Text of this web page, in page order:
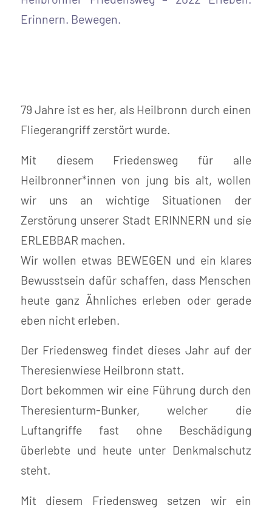
Erinnern. Bewegen.
79 Jahre ist es her, als Heilbronn durch einen
Fliegerangriff zerstört wurde.
Mit diesem Friedensweg für alle
Heilbronner*innen von jung bis alt, wollen
wir uns an wichtige Situationen der
Zerstörung unserer Stadt ERINNERN und sie
ERLEBBAR machen.
Wir wollen etwas BEWEGEN und ein klares
Bewusstsein dafür schaffen, dass Menschen
heute ganz Ähnliches erleben oder gerade
eben nicht erleben.
Der Friedensweg findet dieses Jahr auf der
Theresienwiese Heilbronn statt.
Dort bekommen wir eine Führung durch den
Theresienturm-Bunker, welcher die
Luftangriffe fast ohne Beschädigung
überlebte und heute unter Denkmalschutz
steht.
Mit diesem Friedensweg setzen wir ein